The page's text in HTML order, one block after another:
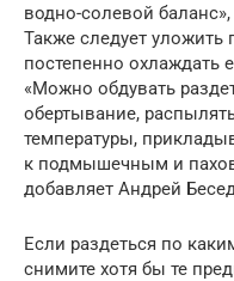
водно-солевой
Также следует уложить
постепенно охлаждать
«Можно обдувать
обертывание,
температуры,
к подмышечным и
добавляет Андрей
Если раздеться по
снимите хотя бы те